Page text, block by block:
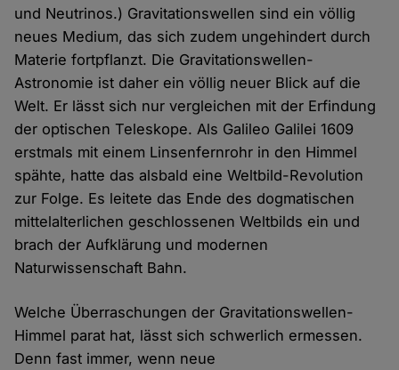
und Neutrinos.) Gravitationswellen sind ein völlig
neues Medium, das sich zudem ungehindert durch
Materie fortpflanzt. Die Gravitationswellen-
Astronomie ist daher ein völlig neuer Blick auf die
Welt. Er lässt sich nur vergleichen mit der Erfindung
der optischen Teleskope. Als Galileo Galilei 1609
erstmals mit einem Linsenfernrohr in den Himmel
spähte, hatte das alsbald eine Weltbild-Revolution
zur Folge. Es leitete das Ende des dogmatischen
mittelalterlichen geschlossenen Weltbilds ein und
brach der Aufklärung und modernen
Naturwissenschaft Bahn.
Welche Überraschungen der Gravitationswellen-
Himmel parat hat, lässt sich schwerlich ermessen.
Denn fast immer, wenn neue